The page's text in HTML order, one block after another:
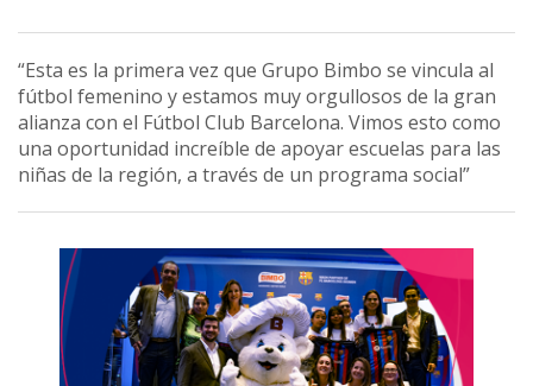
“Esta es la primera vez que Grupo Bimbo se vincula al
fútbol femenino y estamos muy orgullosos de la gran
alianza con el Fútbol Club Barcelona. Vimos esto como
una oportunidad increíble de apoyar escuelas para las
niñas de la región, a través de un programa social”